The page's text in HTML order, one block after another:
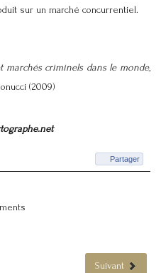
sur un marché concurrentiel.
marchés criminels dans le monde,
(2009)
Partager
Suivant